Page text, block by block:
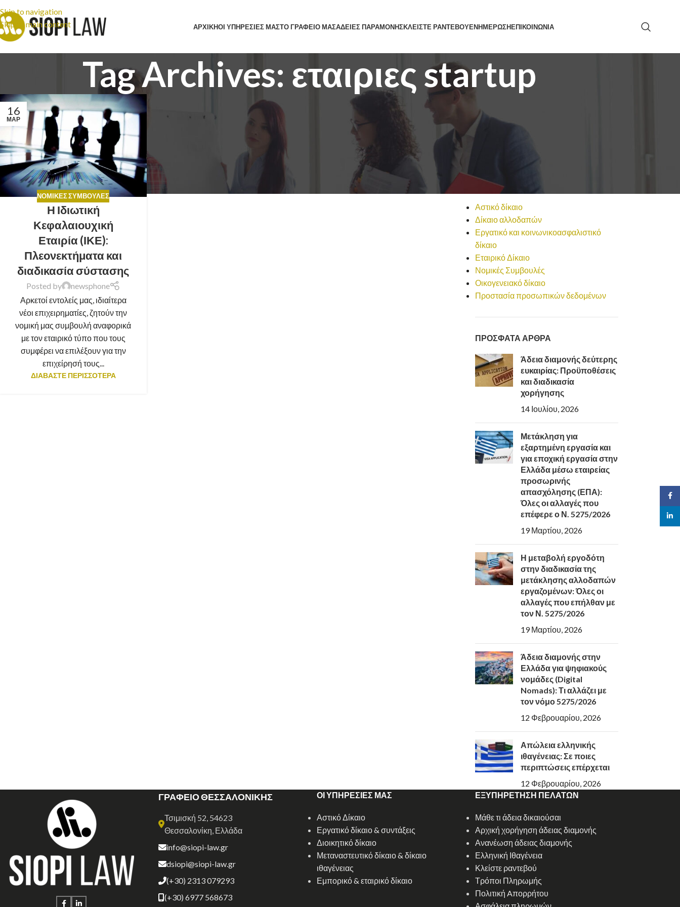
Skip to navigation
Skip to main content
ΑΡΧΙΚΗΟΙ ΥΠΗΡΕΣΙΕΣ ΜΑΣΤΟ ΓΡΑΦΕΙΟ ΜΑΣΑΔΕΙΕΣ ΠΑΡΑΜΟΝΗΣΚΛΕΙΣΤΕ ΡΑΝΤΕΒΟΥΕΝΗΜΕΡΩΣΗΕΠΙΚΟΙΝΩΝΙΑ
Tag Archives: εταιριες startup
16
ΜΑΡ
ΝΟΜΙΚΈΣ ΣΥΜΒΟΥΛΈΣ
Η Ιδιωτική
Κεφαλαιουχική
Εταιρία (ΙΚΕ):
Πλεονεκτήματα και
διαδικασία σύστασης
Posted by
newsphone
Αρκετοί εντολείς μας, ιδιαίτερα
νέοι επιχειρηματίες, ζητούν την
νομική μας συμβουλή αναφορικά
με τον εταιρικό τύπο που τους
συμφέρει να επιλέξουν για την
επιχείρησή τους...
ΔΙΑΒΑΣΤΕ ΠΕΡΙΣΣΟΤΕΡΑ
ΚΑΤΗΓΟΡΙΕΣ
Αστικό δίκαιο
Δίκαιο αλλοδαπών
Εργατικό και κοινωνικοασφαλιστικό
δίκαιο
Εταιρικό Δίκαιο
Νομικές Συμβουλές
Οικογενειακό δίκαιο
Προστασία προσωπικών δεδομένων
ΠΡΟΣΦΑΤΑ ΑΡΘΡΑ
Άδεια διαμονής δεύτερης
ευκαιρίας: Προϋποθέσεις
και διαδικασία
χορήγησης
14 Ιουλίου, 2026
Μετάκληση για
εξαρτημένη εργασία και
για εποχική εργασία στην
Ελλάδα μέσω εταιρείας
προσωρινής
απασχόλησης (ΕΠΑ):
Όλες οι αλλαγές που
επέφερε ο Ν. 5275/2026
19 Μαρτίου, 2026
Η μεταβολή εργοδότη
στην διαδικασία της
μετάκλησης αλλοδαπών
εργαζομένων: Όλες οι
αλλαγές που επήλθαν με
τον Ν. 5275/2026
19 Μαρτίου, 2026
Άδεια διαμονής στην
Ελλάδα για ψηφιακούς
νομάδες (Digital
Nomads): Τι αλλάζει με
τον νόμο 5275/2026
12 Φεβρουαρίου, 2026
Απώλεια ελληνικής
ιθαγένειας: Σε ποιες
περιπτώσεις επέρχεται
12 Φεβρουαρίου, 2026
ΓΡΑΦΕΙΟ ΘΕΣΣΑΛΟΝΙΚΗΣ
Τσιμισκή 52, 54623
Θεσσαλονίκη, Ελλάδα
info@siopi-law.gr
dsiopi@siopi-law.gr
(+30) 2313 079293
(+30) 6977 568673
ΟΙ ΥΠΗΡΕΣΙΕΣ ΜΑΣ
Αστικό Δίκαιο
Εργατικό δίκαιο & συντάξεις
Διοικητικό δίκαιο
Μεταναστευτικό δίκαιο & δίκαιο
ιθαγένειας
Εμπορικό & εταιρικό δίκαιο
ΕΞΥΠΗΡΕΤΗΣΗ ΠΕΛΑΤΩΝ
Μάθε τι άδεια δικαιούσαι
Αρχική χορήγηση άδειας διαμονής
Ανανέωση άδειας διαμονής
Ελληνική Ιθαγένεια
Κλείστε ραντεβού
Τρόποι Πληρωμής
Πολιτική Aπορρήτου